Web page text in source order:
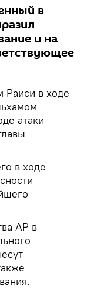
в
и на
Раиси в ходе
атаки
в ходе
АР в